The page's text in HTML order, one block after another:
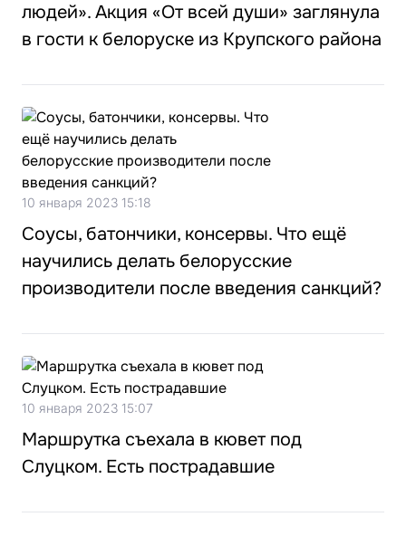
людей». Акция «От всей души» заглянула
в гости к белоруске из Крупского района
10 января 2023 15:18
Соусы, батончики, консервы. Что ещё
научились делать белорусские
производители после введения санкций?
10 января 2023 15:07
Маршрутка съехала в кювет под
Слуцком. Есть пострадавшие